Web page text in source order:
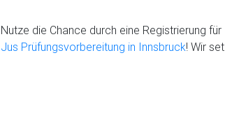
Nutze die Chance durch eine Registrierung für
Jus Prüfungsvorbereitung in Innsbruck! Wir